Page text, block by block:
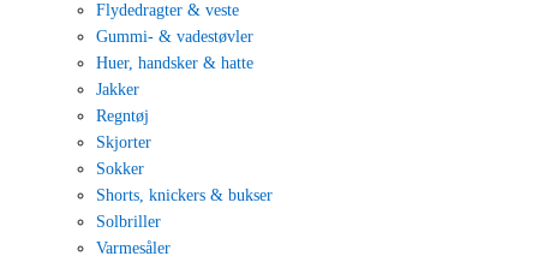
Flydedragter & veste
Gummi- & vadestøvler
Huer, handsker & hatte
Jakker
Regntøj
Skjorter
Sokker
Shorts, knickers & bukser
Solbriller
Varmesåler